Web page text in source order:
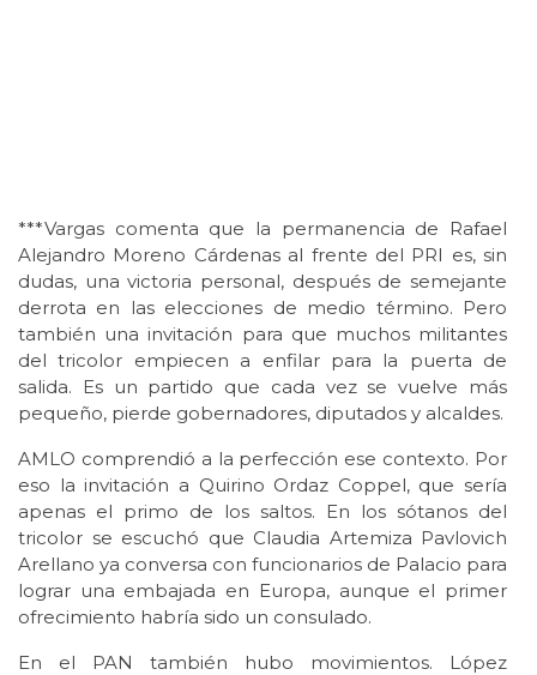
***Vargas comenta que la permanencia de Rafael
Alejandro Moreno Cárdenas al frente del PRI es, sin
dudas, una victoria personal, después de semejante
derrota en las elecciones de medio término. Pero
también una invitación para que muchos militantes
del tricolor empiecen a enfilar para la puerta de
salida. Es un partido que cada vez se vuelve más
pequeño, pierde gobernadores, diputados y alcaldes.
AMLO comprendió a la perfección ese contexto. Por
eso la invitación a Quirino Ordaz Coppel, que sería
apenas el primo de los saltos. En los sótanos del
tricolor se escuchó que Claudia Artemiza Pavlovich
Arellano ya conversa con funcionarios de Palacio para
lograr una embajada en Europa, aunque el primer
ofrecimiento habría sido un consulado.
En el PAN también hubo movimientos. López